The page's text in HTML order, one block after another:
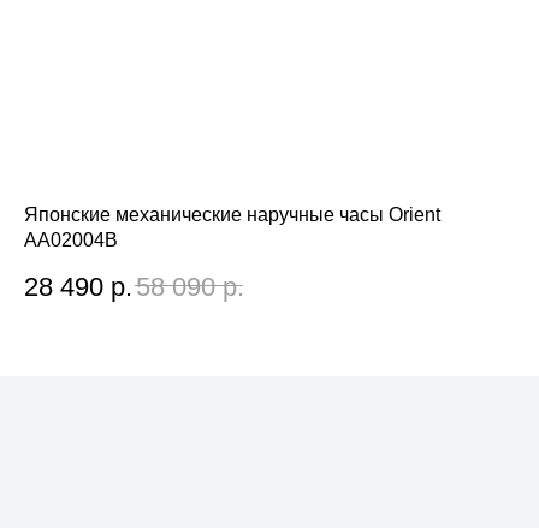
Японские механические наручные часы Orient
AA02004B
28 490 р.58 090 р.